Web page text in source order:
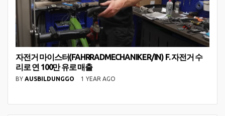
자전거 마이스터(FAHRRADMECHANIKER/IN) F. 자전거 수
리로 연 100만 유로 매출
BY AUSBILDUNGGO 1 YEAR AGO